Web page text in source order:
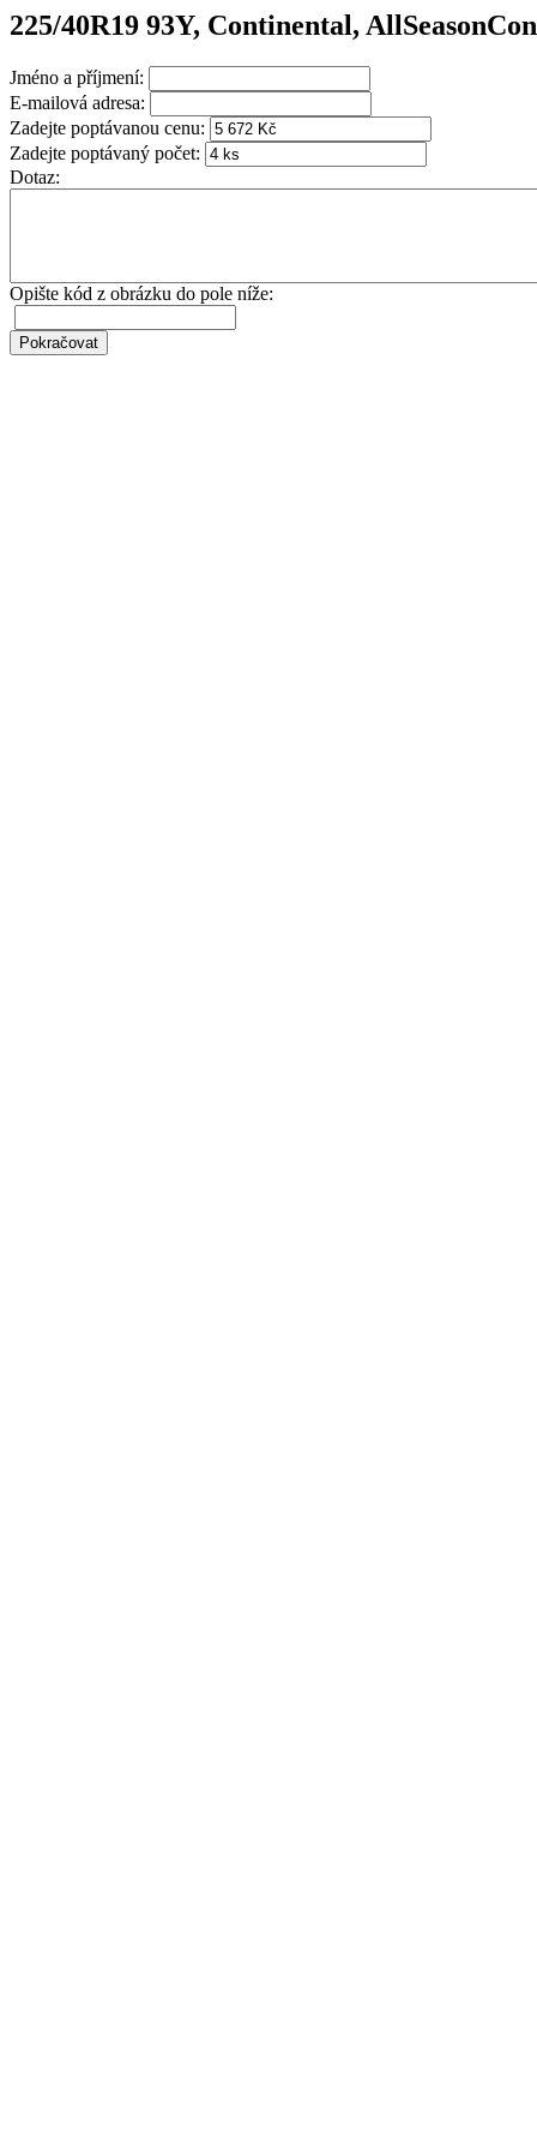
225/40R19 93Y, Continental,
Jméno a příjmení:
E-mailová adresa:
Zadejte poptávanou cenu:
Zadejte poptávaný počet:
Dotaz:
Opište kód z obrázku do pole níže: